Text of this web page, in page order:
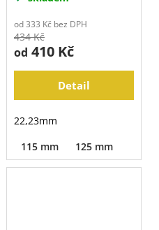
od 333 Kč bez DPH
434 Kč
od 410 Kč
Detail
22,23mm
115 mm
125 mm